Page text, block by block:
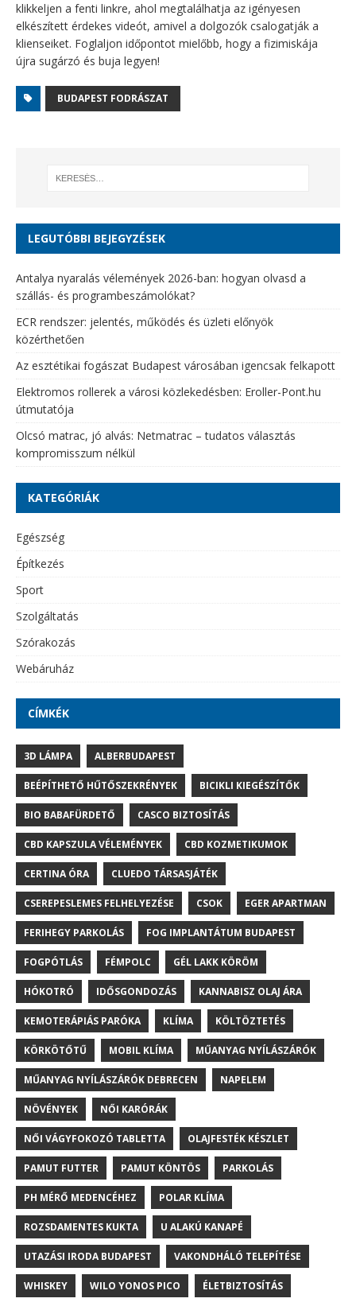
klikkeljen a fenti linkre, ahol megtalálhatja az igényesen
elkészített érdekes videót, amivel a dolgozók csalogatják a
klienseiket. Foglaljon időpontot mielőbb, hogy a fizimiskája
újra sugárzó és buja legyen!
BUDAPEST FODRÁSZAT
LEGUTÓBBI BEJEGYZÉSEK
Antalya nyaralás vélemények 2026-ban: hogyan olvasd a
szállás- és programbeszámolókat?
ECR rendszer: jelentés, működés és üzleti előnyök
közérthetően
Az esztétikai fogászat Budapest városában igencsak felkapott
Elektromos rollerek a városi közlekedésben: Eroller-Pont.hu
útmutatója
Olcsó matrac, jó alvás: Netmatrac – tudatos választás
kompromisszum nélkül
KATEGÓRIÁK
Egészség
Építkezés
Sport
Szolgáltatás
Szórakozás
Webáruház
CÍMKÉK
3D LÁMPA ALBERBUDAPEST
BEÉPÍTHETŐ HŰTŐSZEKRÉNYEK BICIKLI KIEGÉSZÍTŐK
BIO BABAFÜRDETŐ CASCO BIZTOSÍTÁS
CBD KAPSZULA VÉLEMÉNYEK CBD KOZMETIKUMOK
CERTINA ÓRA CLUEDO TÁRSASJÁTÉK
CSEREPESLEMES FELHELYEZÉSE CSOK EGER APARTMAN
FERIHEGY PARKOLÁS FOG IMPLANTÁTUM BUDAPEST
FOGPÓTLÁS FÉMPOLC GÉL LAKK KÖRÖM
HÓKOTRÓ IDŐSGONDOZÁS KANNABISZ OLAJ ÁRA
KEMOTERÁPIÁS PARÓKA KLÍMA KÖLTÖZTETÉS
KÖRKÖTŐTŰ MOBIL KLÍMA MŰANYAG NYÍLÁSZÁRÓK
MŰANYAG NYÍLÁSZÁRÓK DEBRECEN NAPELEM
NÖVÉNYEK NŐI KARÓRÁK
NŐI VÁGYFOKOZÓ TABLETTA OLAJFESTÉK KÉSZLET
PAMUT FUTTER PAMUT KÖNTÖS PARKOLÁS
PH MÉRŐ MEDENCÉHEZ POLAR KLÍMA
ROZSDAMENTES KUKTA U ALAKÚ KANAPÉ
UTAZÁSI IRODA BUDAPEST VAKONDHÁLÓ TELEPÍTÉSE
WHISKEY WILO YONOS PICO ÉLETBIZTOSÍTÁS